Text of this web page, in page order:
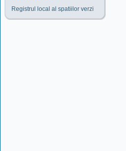
Registrul local al spatiilor verzi